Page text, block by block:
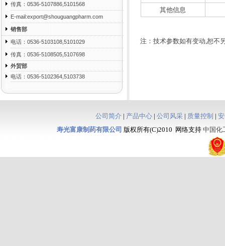
传真：0536-5107886,5101568
E-mail:export@shouguangpharm.com
销售部
电话：0536-5103108,5101029
传真：0536-5108505,5107698
外贸部
电话：0536-5102364,5103738
其他信息
注：技术参数如有变动,恕不
公司简介 | 产品中心 | 公司风采 | 质量控制 |
寿光富康制药有限公司 版权所有(C)2010 网络支持 中国化